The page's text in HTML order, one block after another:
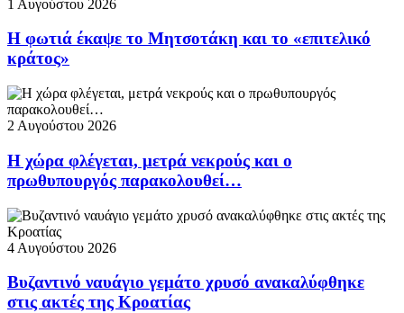
1 Αυγούστου 2026
Η φωτιά έκαψε το Μητσοτάκη και το «επιτελικό
κράτος»
2 Αυγούστου 2026
Η χώρα φλέγεται, μετρά νεκρούς και ο
πρωθυπουργός παρακολουθεί…
4 Αυγούστου 2026
Βυζαντινό ναυάγιο γεμάτο χρυσό ανακαλύφθηκε
στις ακτές της Κροατίας